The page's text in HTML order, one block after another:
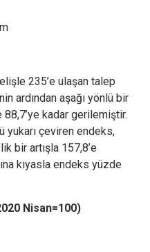
235’e ulaşan talep
ardından aşağı yönlü bir
kadar gerilemiştir.
yukarı çeviren endeks,
bir artışla 157,8’e
kıyasla endeks yüzde
Nisan=100)